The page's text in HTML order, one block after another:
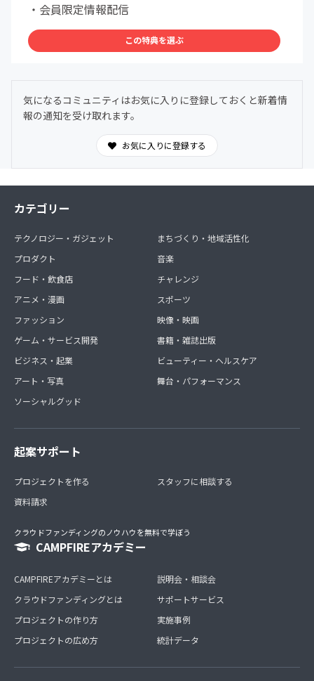
・会員限定情報配信
この特典を選ぶ
気になるコミュニティはお気に入りに登録しておくと新着情
報の通知を受け取れます。
お気に入りに登録する
カテゴリー
テクノロジー・ガジェット
プロダクト
フード・飲食店
アニメ・漫画
ファッション
ゲーム・サービス開発
ビジネス・起業
アート・写真
ソーシャルグッド
まちづくり・地域活性化
音楽
チャレンジ
スポーツ
映像・映画
書籍・雑誌出版
ビューティー・ヘルスケア
舞台・パフォーマンス
起案サポート
プロジェクトを作る
資料請求
スタッフに相談する
クラウドファンディングのノウハウを無料で学ぼう
CAMPFIREアカデミー
CAMPFIREアカデミーとは
クラウドファンディングとは
プロジェクトの作り方
プロジェクトの広め方
説明会・相談会
サポートサービス
実施事例
統計データ